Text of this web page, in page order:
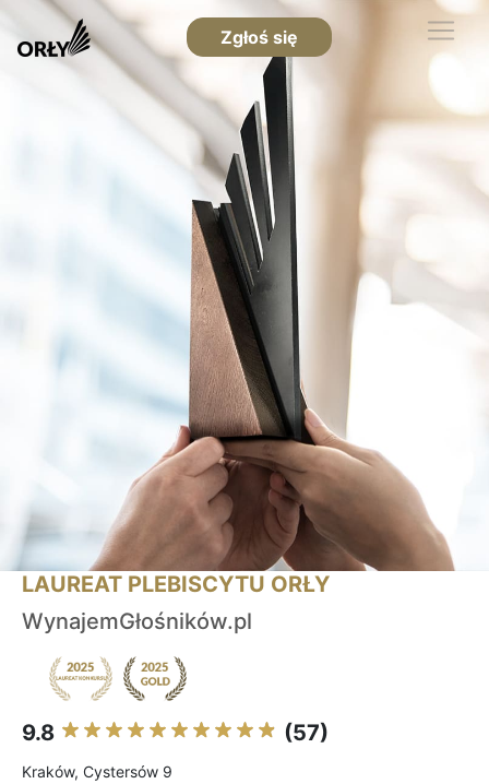
Zgłoś się
LAUREAT PLEBISCYTU ORŁY
WynajemGłośników.pl
9.8 (57)
Kraków, Cystersów 9